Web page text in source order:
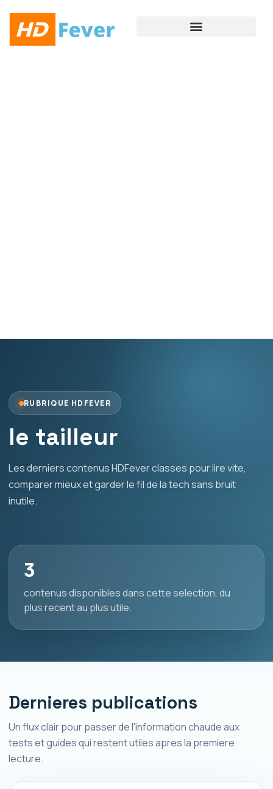
RUBRIQUE HDFEVER
le tailleur
Les derniers contenus HDFever classes pour lire vite,
comparer mieux et garder le fil de la tech sans bruit
inutile.
3
contenus disponibles dans cette selection, du
plus recent au plus utile.
Dernieres publications
Un flux clair pour passer de l'information chaude aux
tests et guides qui restent utiles apres la premiere
lecture.